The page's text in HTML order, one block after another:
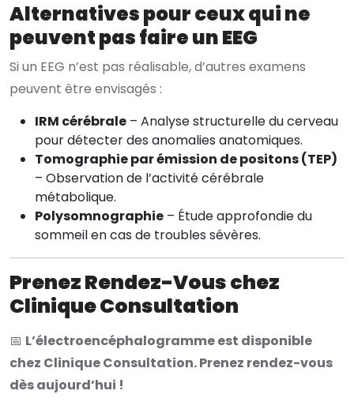
Alternatives pour ceux qui ne
peuvent pas faire un EEG
Si un EEG n’est pas réalisable, d’autres examens
peuvent être envisagés :
IRM cérébrale – Analyse structurelle du cerveau
pour détecter des anomalies anatomiques.
Tomographie par émission de positons (TEP)
– Observation de l’activité cérébrale
métabolique.
Polysomnographie – Étude approfondie du
sommeil en cas de troubles sévères.
Prenez Rendez-Vous chez
Clinique Consultation
📅 L’électroencéphalogramme est disponible
chez Clinique Consultation. Prenez rendez-vous
dès aujourd’hui !